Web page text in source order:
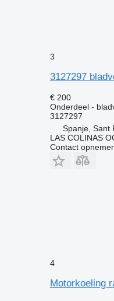
3
3127297
€ 200
Onderdeel -
3127297
Spanje, Sant
LAS COLINAS
Contact
4
Motorkoeling